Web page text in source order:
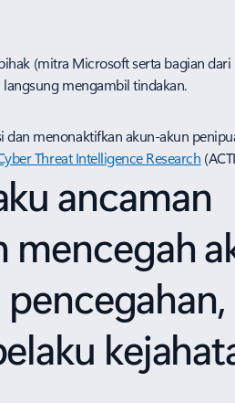
(mitra Microsoft serta bagian dari
mengambil tindakan.
dan menonaktifkan akun-akun
Threat Intelligence Research
ancaman